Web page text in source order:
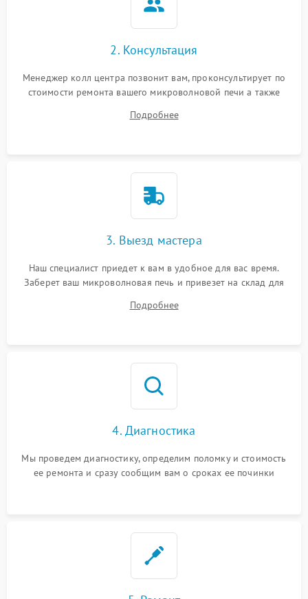
2. Консультация
Менеджер колл центра позвонит вам, проконсультирует по
стоимости ремонта вашего микроволновой печи а также
Подробнее
3. Выезд мастера
Наш специалист приедет к вам в удобное для вас время.
Заберет ваш микроволновая печь и привезет на склад для
Подробнее
4. Диагностика
Мы проведем диагностику, определим поломку и стоимость
ее ремонта и сразу сообщим вам о сроках ее починки